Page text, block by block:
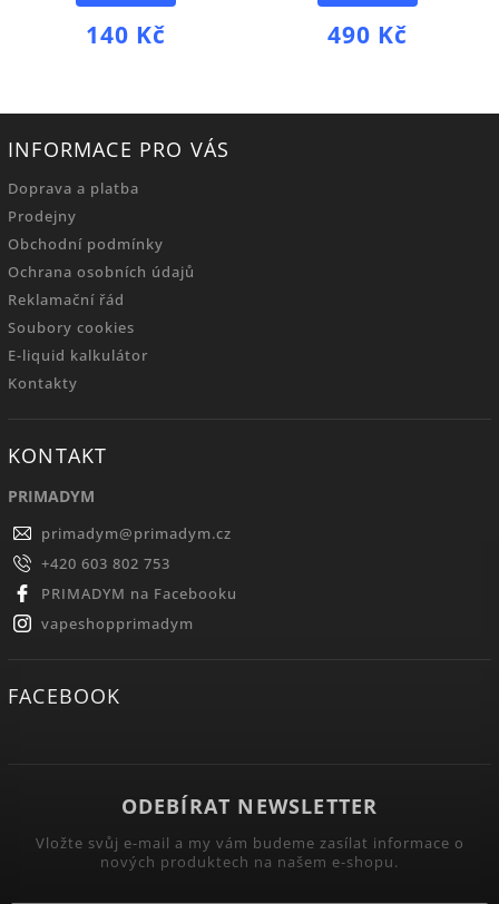
140 Kč 490 Kč
INFORMACE PRO VÁS
Doprava a platba
Prodejny
Obchodní podmínky
Ochrana osobních údajů
Reklamační řád
Soubory cookies
E-liquid kalkulátor
Kontakty
KONTAKT
PRIMADYM
primadym@primadym.cz
+420 603 802 753
PRIMADYM na Facebooku
vapeshopprimadym
FACEBOOK
ODEBÍRAT NEWSLETTER
Vložte svůj e-mail a my vám budeme zasílat informace o
nových produktech na našem e-shopu.